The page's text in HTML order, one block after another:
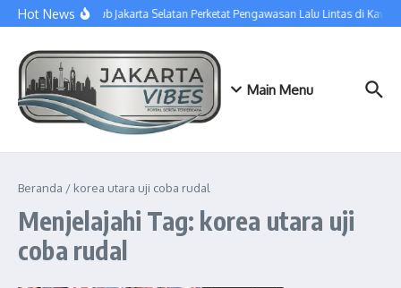
Lewati ke konten
Hot NewsSudinhub Jakarta Selatan Perketat Pengawasan Lalu Lintas di
Main Menu
Beranda / korea utara uji coba rudal
Menjelajahi Tag: korea utara uji
coba rudal